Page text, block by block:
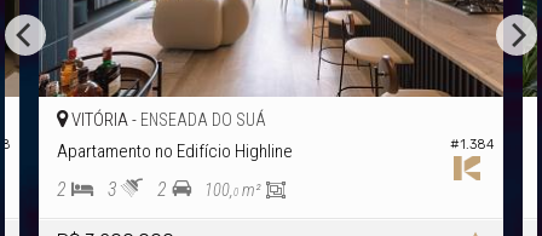
#1.384 Apartamento no Edifício